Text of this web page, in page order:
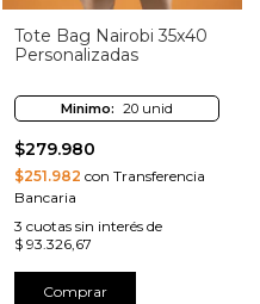
Tote Bag Nairobi 35x40
Personalizadas
Minimo: 20 unid
$279.980
$251.982 con Transferencia
Bancaria
3 cuotas sin interés de
$ 93.326,67
Comprar